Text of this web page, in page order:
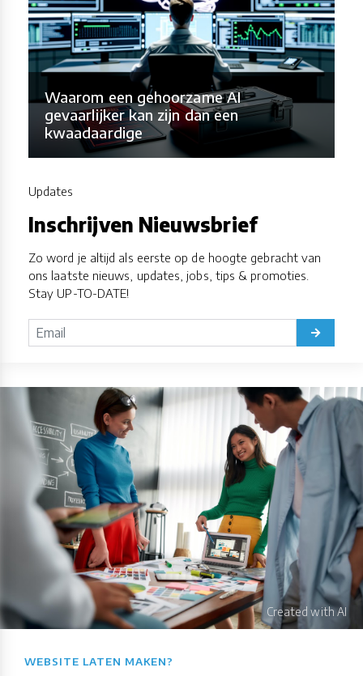
Waarom een gehoorzame AI
gevaarlijker kan zijn dan een
kwaadaardige
Updates
Inschrijven Nieuwsbrief
Zo word je altijd als eerste op de hoogte gebracht van
ons laatste nieuws, updates, jobs, tips & promoties.
Stay UP-TO-DATE!
WEBSITE LATEN MAKEN?​​​​​​​​​​​​​​